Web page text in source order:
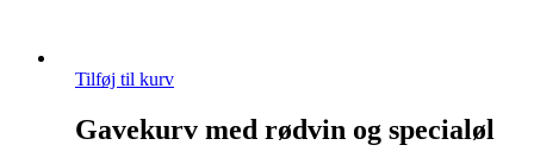
Tilføj til kurv
Gavekurv med rødvin og specialøl